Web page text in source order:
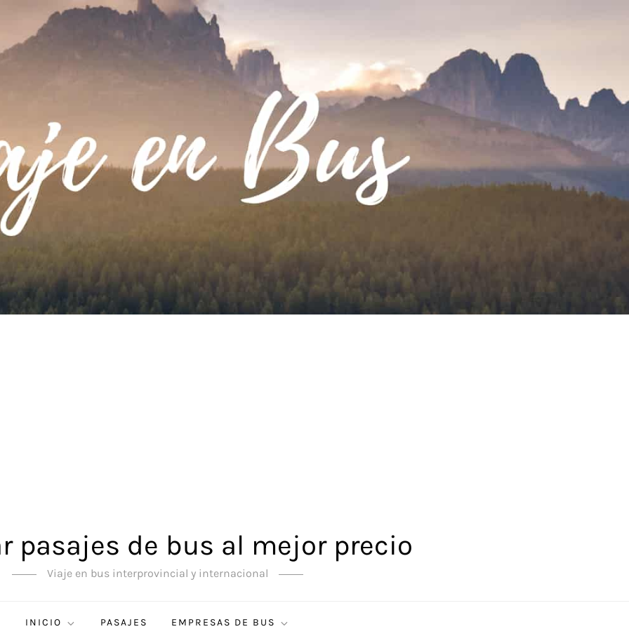
pasajes de bus al mejor precio
Viaje en bus interprovincial y internacional
INICIO PASAJES EMPRESAS DE BUS